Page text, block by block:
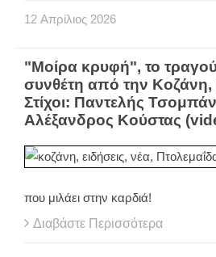
12 Απρίλιος 2026
"Μοίρα κρυφή", το
συνθέτη από την Κοζάνη,
Στίχοι: Παντελής
Αλέξανδρος Κούστας
που μιλάει στην καρδιά!
Διαβάστε Περισσότερα